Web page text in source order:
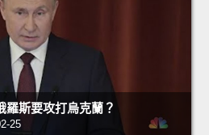
羅斯要攻打烏克蘭？
25